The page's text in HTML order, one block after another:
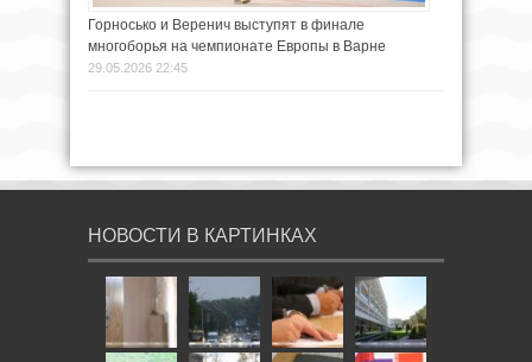
Горносько и Веренич выступят в финале
многоборья на чемпионате Европы в Варне
29.05.2026 22:45
НОВОСТИ В КАРТИНКАХ